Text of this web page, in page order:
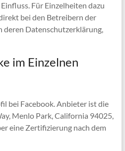
Für Einzelheiten dazu
bei den Betreibern der
deren Datenschutzerklärung,
im Einzelnen
bei Facebook. Anbieter ist die
Menlo Park, California 94025,
eine Zertifizierung nach dem